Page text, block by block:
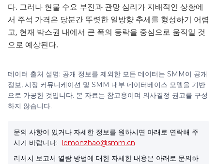
다. 그러나 현물 수요 부진과 관망 심리가 지배적인 상황에
서 주석 가격은 당분간 뚜렷한 일방향 추세를 형성하기 어렵
고, 현재 박스권 내에서 큰 폭의 등락을 중심으로 움직일 것
으로 예상된다.
데이터 출처 설명: 공개 정보를 제외한 모든 데이터는 SMM이 공개
정보, 시장 커뮤니케이션 및 SMM 내부 데이터베이스 모델을 기반
으로 가공한 것입니다. 본 자료는 참고용이며 의사결정 권고를 구성
하지 않습니다.
문의 사항이 있거나 자세한 정보를 원하시면 아래로 연락해 주
시기 바랍니다: lemonzhao@smm.cn
리서치 보고서 열람 방법에 대한 자세한 내용은 아래로 문의하